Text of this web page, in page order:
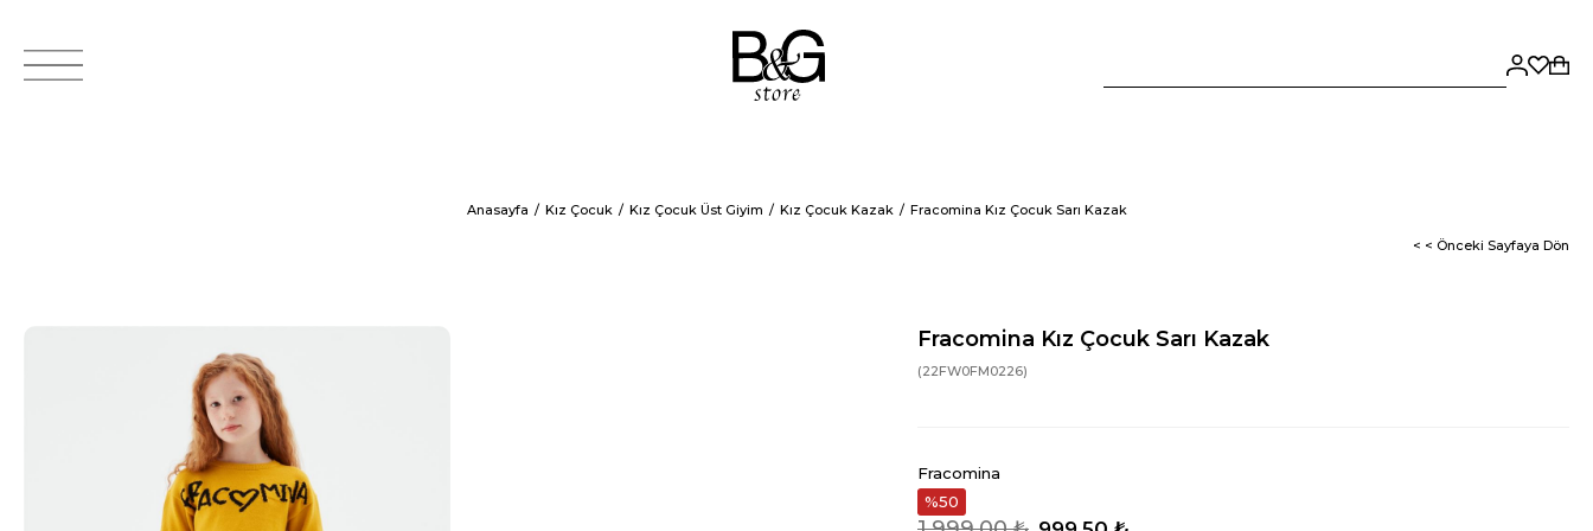
Anasayfa Kız Çocuk Kız Çocuk Üst Giyim Kız Çocuk Kazak Fracomina Kız Çocuk Sarı Kazak
< < Önceki Sayfaya Dön
Fracomina Kız Çocuk Sarı Kazak
(22FW0FM0226)
Fracomina
50